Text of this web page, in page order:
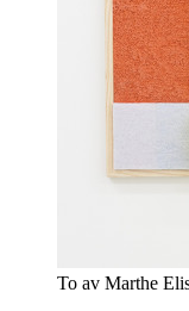
To av Marthe